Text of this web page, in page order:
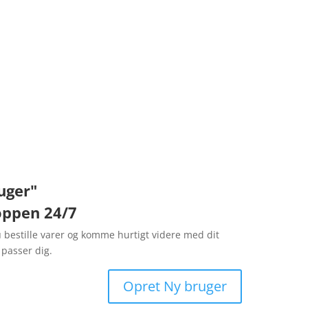
24/7
bestille varer og komme hurtigt videre med dit
dig.
Opret Ny bruger